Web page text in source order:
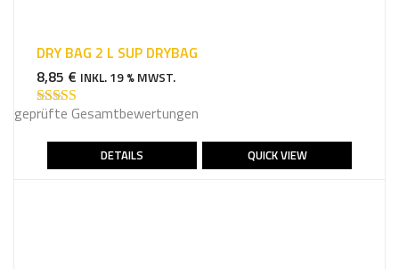
DRY BAG 2 L SUP DRYBAG
8,85 € INKL. 19 % MWST.
Bewertet mit
geprüfte Gesamtbewertungen
DETAILS QUICK VIEW